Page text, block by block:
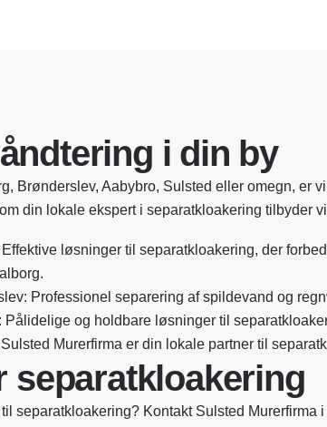
i din by
Brønderslev, Aabybro, Sulsted eller omegn, er
din lokale ekspert i separatkloakering tilbyder
løsninger til separatkloakering, der
Professionel separering af spildevand og
Pålidelige og holdbare løsninger til
Murerfirma er din lokale partner til
separatkloakering
separatkloakering? Kontakt Sulsted Murerfirma